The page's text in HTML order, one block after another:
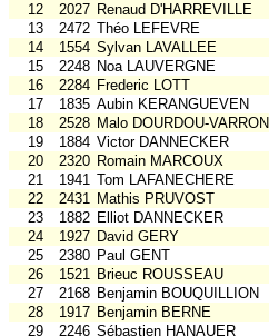
12 2027 Renaud D'HARREVILLE
13
2472 Théo LEFEVRE
14
1554 Sylvan LAVALLEE
15
2248 Noa LAUVERGNE
16
2284 Frederic LOTT
17
1835 Aubin KERANGUEVEN
18
2528 Malo DOURDOU-VARRON
19
1884 Victor DANNECKER
20
2320 Romain MARCOUX
21
1941 Tom LAFANECHERE
22
2431 Mathis PRUVOST
23
1882 Elliot DANNECKER
24
1927 David GERY
25
2380 Paul GENT
26
1521 Brieuc ROUSSEAU
27
2168 Benjamin BOUQUILLION
28
1917 Benjamin BERNE
29
2246 Sébastien HANAUER